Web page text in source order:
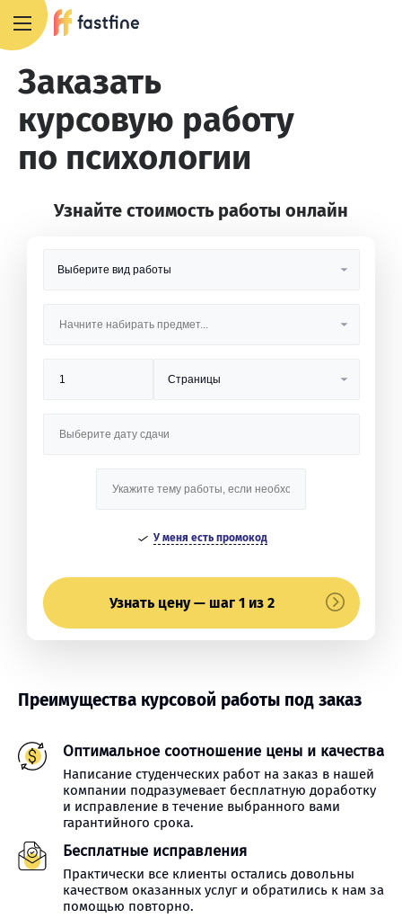
Заказать
курсовую работу
по психологии
Узнайте стоимость работы онлайн
У меня есть промокод
Узнать цену — шаг 1 из 2
Преимущества курсовой работы под заказ
Оптимальное соотношение цены и качества
Написание студенческих работ на заказ в нашей
компании подразумевает бесплатную доработку
и исправление в течение выбранного вами
гарантийного срока.
Бесплатные исправления
Практически все клиенты остались довольны
качеством оказанных услуг и обратились к нам за
помощью повторно.